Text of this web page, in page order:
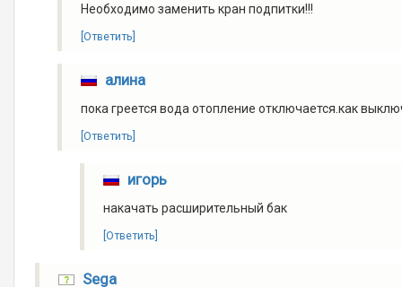
Необходимо заменить кран подпитки!!!
[Ответить]
алина
пока греется вода отопление отключается.как
[Ответить]
игорь
накачать расширительный бак
[Ответить]
Sega